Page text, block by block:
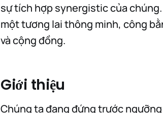
sự tích hợp synergistic của
một tương lai thông minh, công
và cộng đồng.
Giới thiệu
Chúng ta đang đứng trước